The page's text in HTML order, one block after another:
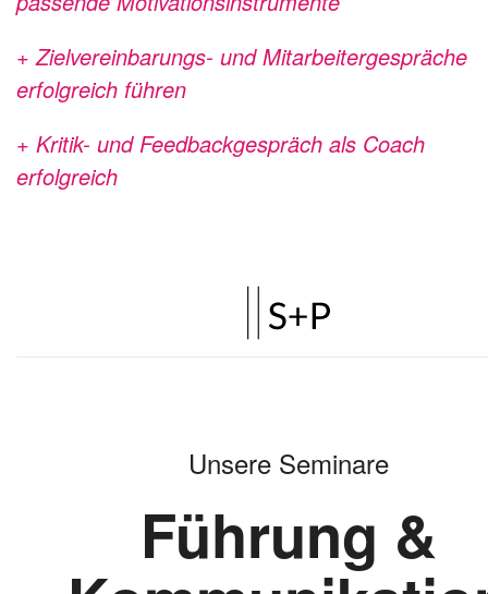
+ Zielvereinbarungs- und Mitarbeitergespräche
erfolgreich führen
+ Kritik- und Feedbackgespräch als Coach
erfolgreich